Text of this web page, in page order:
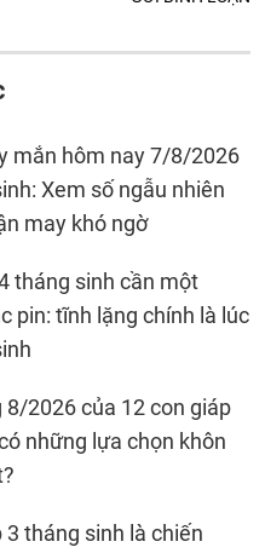
mắn hôm nay 7/8/2026
Xem số ngẫu nhiên
may khó ngờ
tháng sinh cần một
pin: tĩnh lặng chính là lúc
8/2026 của 12 con giáp
những lựa chọn khôn
3 tháng sinh là chiến